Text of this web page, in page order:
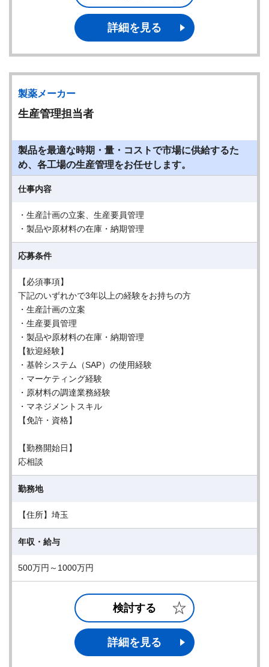
詳細を見る
製薬メーカー
生産管理担当者
製品を最適な時期・量・コストで市場に供給するた
め、各工場の生産管理をお任せします。
仕事内容
・生産計画の立案、生産要員管理
・製品や原材料の在庫・納期管理
応募条件
【必須事項】
下記のいずれかで3年以上の経験をお持ちの方
・生産計画の立案
・生産要員管理
・製品や原材料の在庫・納期管理
【歓迎経験】
・基幹システム（SAP）の使用経験
・マーケティング経験
・原材料の調達業務経験
・マネジメントスキル
【免許・資格】
【勤務開始日】
応相談
勤務地
【住所】埼玉
年収・給与
500万円～1000万円
検討する
詳細を見る